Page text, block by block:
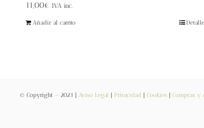
11,00€ IVA inc.
Añadir al carrito
© Copyright – 2023 | Aviso Legal Privacidad Cookies| Compras y